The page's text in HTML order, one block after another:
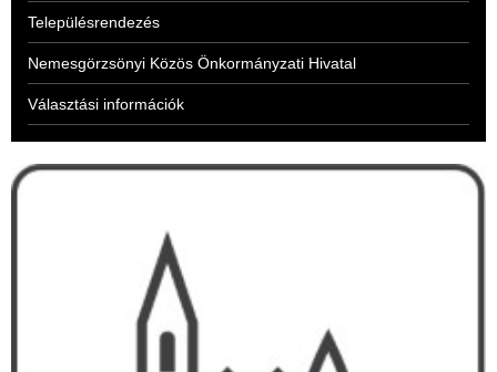
Településrendezés
Nemesgörzsönyi Közös Önkormányzati Hivatal
Választási információk